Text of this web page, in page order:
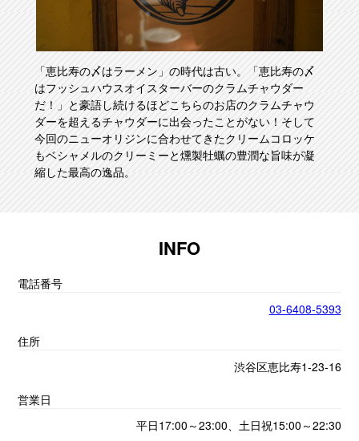
「恵比寿の〆はラーメン」の時代は古い。「恵比寿の〆
はフッシュハウスオイスターバーのクラムチャウダー
だ！」と豪語し続けるほどこちらのお店のクラムチャウ
ダーを超えるチャウダーに出会ったことがない！そして
今回のニューオリジンに合わせてきたクリームコロッケ
もベシャメルのクリーミーと燻製牡蠣の豊潤な旨味が凝
縮した最高の逸品。
INFO
電話番号
03-6408-5393
住所
渋谷区恵比寿1-23-16
営業日
平日17:00～23:00、土日祝15:00～22:30